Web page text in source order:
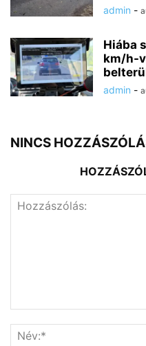
admin -
Hiába
km/h-
admin -
NINCS